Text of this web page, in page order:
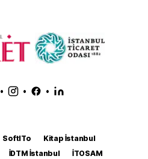
• • •
SoftITo
Kitap İstanbul
İDTM İstanbul
İTOSAM